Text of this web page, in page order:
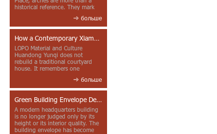
historical reference. They mark
больше
How a Contemporary Xiamen Project Reframes Minnan Red Brick
LOPO Material and Culture
Huandong Yunqi does not
rebuild a traditional courtyard
house. It remembers one
больше
Green Building Envelope Design: Clay Sunscreen Fins for Modern Headquarters Architecture
A modern headquarters building
is no longer judged only by its
height or its interior quality. The
building envelope has become